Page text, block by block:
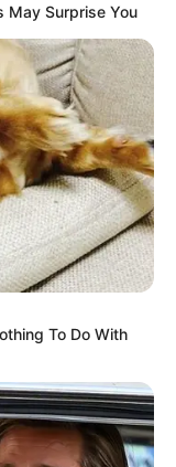
Günü
Bizi Twitter-da
izləyin
86
May Surprise You
To Do With